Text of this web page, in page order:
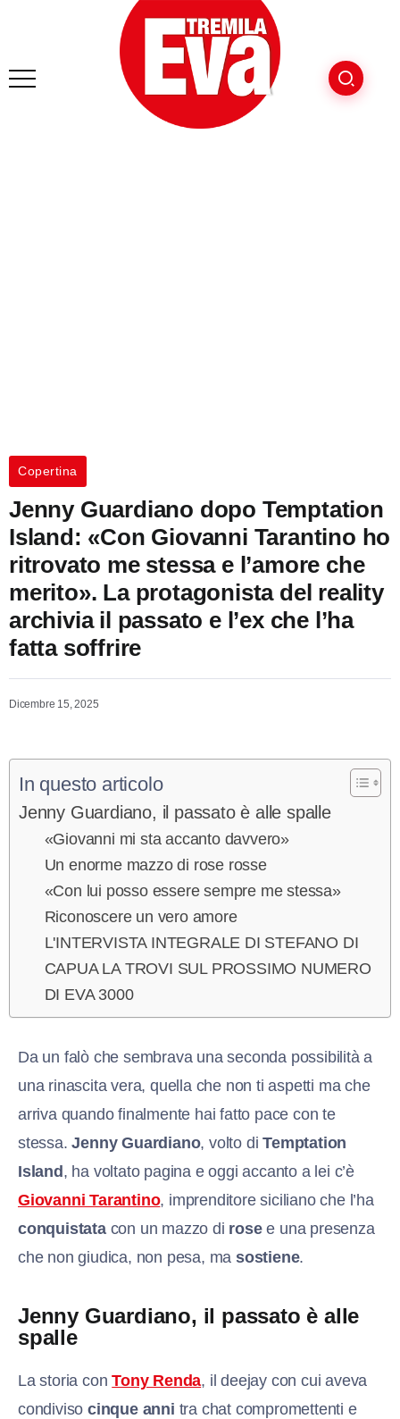
Copertina
Jenny Guardiano dopo Temptation
Island: «Con Giovanni Tarantino ho
ritrovato me stessa e l’amore che
merito». La protagonista del reality
archivia il passato e l’ex che l’ha
fatta soffrire
Dicembre 15, 2025
In questo articolo
Jenny Guardiano, il passato è alle spalle
«Giovanni mi sta accanto davvero»
Un enorme mazzo di rose rosse
«Con lui posso essere sempre me stessa»
Riconoscere un vero amore
L'INTERVISTA INTEGRALE DI STEFANO DI
CAPUA LA TROVI SUL PROSSIMO NUMERO
DI EVA 3000
Da un falò che sembrava una seconda possibilità a
una rinascita vera, quella che non ti aspetti ma che
arriva quando finalmente hai fatto pace con te
stessa.Jenny Guardiano, volto diTemptation
Island, ha voltato pagina e oggi accanto a lei c’è
Giovanni Tarantino, imprenditore siciliano che l’ha
conquistatacon un mazzo di rosee una presenza
che non giudica, non pesa, masostiene.
Jenny Guardiano, il passato è alle
spalle
La storia conTony Renda, il deejay con cui aveva
condiviso cinque anni tra chat compromettenti e